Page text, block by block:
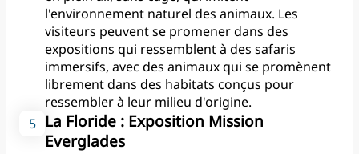
personnes à mobilité
réduite, qui sont toutes
gratuites.
6. Magasins de cadeaux
Le zoo dispose de plusieurs
boutiques de souvenirs,
d'articles sur le thème des
l'environnement naturel des animaux. Les
visiteurs peuvent se promener dans des
expositions qui ressemblent à des safaris
immersifs, avec des animaux qui se promènent
librement dans des habitats conçus pour
ressembler à leur milieu d'origine.
La Floride : Exposition Mission
Everglades